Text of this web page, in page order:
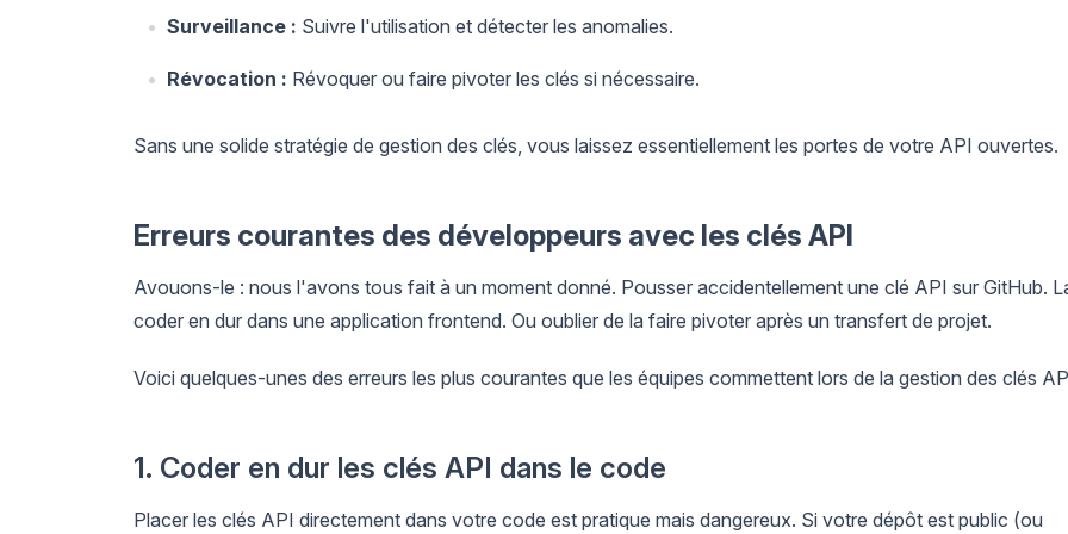
Surveillance : Suivre l'utilisation et détecter les anomalies.
Révocation : Révoquer ou faire pivoter les clés si nécessaire.
Sans une solide stratégie de gestion des clés, vous laissez essentiellement les portes de votre API ouvertes.
Erreurs courantes des développeurs avec les clés API
Avouons-le : nous l'avons tous fait à un moment donné. Pousser accidentellement une clé API sur GitHub.
coder en dur dans une application frontend. Ou oublier de la faire pivoter après un transfert de projet.
Voici quelques-unes des erreurs les plus courantes que les équipes commettent lors de la gestion des clés
1. Coder en dur les clés API dans le code
Placer les clés API directement dans votre code est pratique mais dangereux. Si votre dépôt est public (ou